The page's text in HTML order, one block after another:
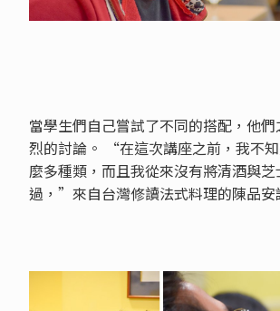
當學生們自己嘗試了不同的搭配，他
烈的討論。 “在這次講座之前，我不
麼多種類，而且我從來沒有將清酒與
過，”來自台灣修讀法式料理的陳品安